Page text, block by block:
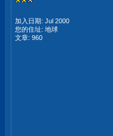
加入日期: Jul 2000
您的住址: 地球
文章: 960